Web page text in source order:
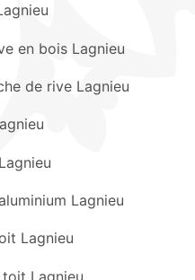
en bois Lagnieu
de rive Lagnieu
Lagnieu
Lagnieu
Lagnieu